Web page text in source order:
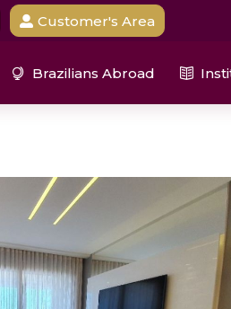
Customer's Area
Brazilians Abroad